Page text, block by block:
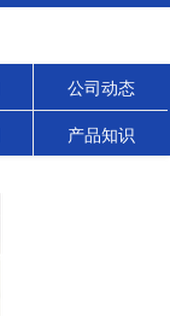
公司动态
产品知识